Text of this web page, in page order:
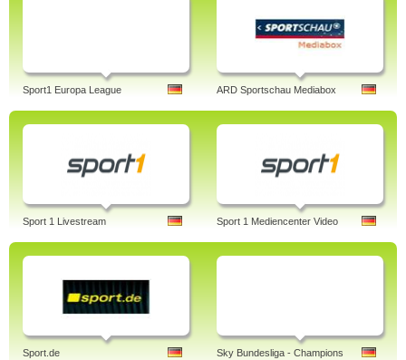
Sport1 Europa League ARD Sportschau Mediabox
Sport 1 Livestream Sport 1 Mediencenter Video
Sport.de
Sky Bundesliga - Champions